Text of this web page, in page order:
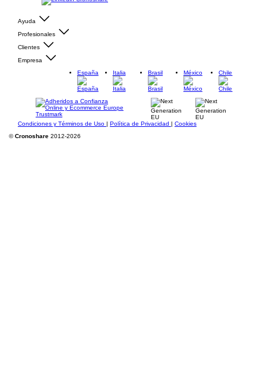
Ayuda
Profesionales
Clientes
Empresa
España
Italia Brasil México Chile
Condiciones y Términos de Uso | Política de Privacidad | Cookies
©Cronoshare 2012-2026